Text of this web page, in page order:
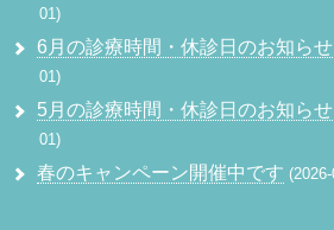
01
6月の診療時間・休診日のお知らせ
01
5月の診療時間・休診日のお知らせ
01
春のキャンペーン開催中です 2026-